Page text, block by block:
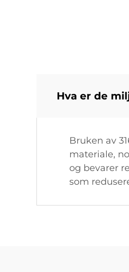
Hva er de
Bruken av
materiale,
og bevarer
som